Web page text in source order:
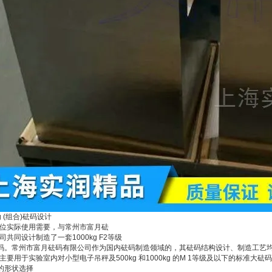
(组合)砝码设计
实际使用需要，与常州市富月砝
共同设计制造了一套1000kg F2等级
。常州市富月砝码有限公司作为国内砝码制造领域的，其砝码结构设计、制造工
要用于实验室内对小型电子吊秤及500kg 和1000kg 的M 1等级及以下的标准大砝
形状选择